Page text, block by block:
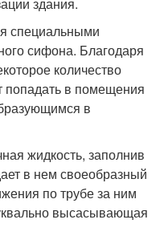
специальными
сифона. Благодаря
количество
попадать в помещения
в
жидкость, заполнив
в нем своеобразный
по трубе за ним
высасывающая